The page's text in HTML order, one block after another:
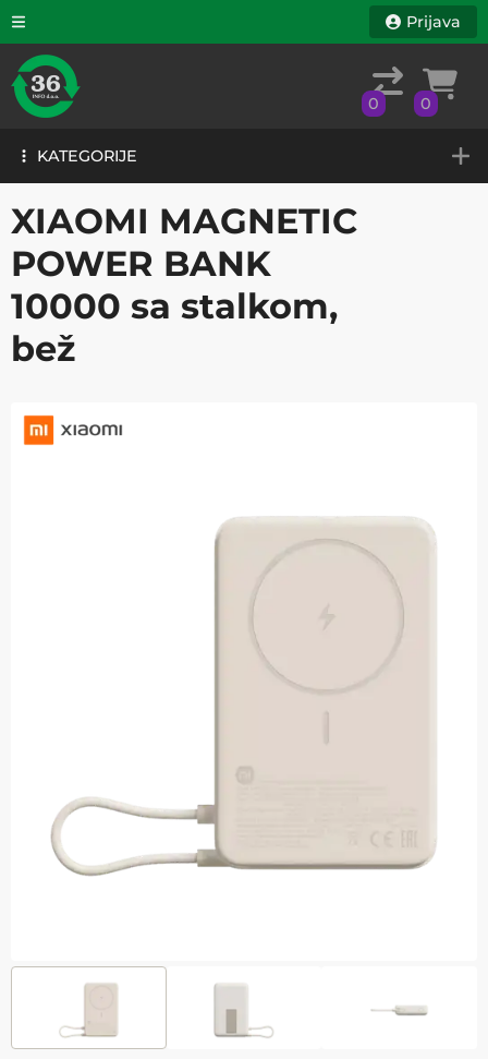
KATEGORIJE
Prijava
0 0
KATEGORIJE
XIAOMI MAGNETIC
POWER BANK
10000 sa stalkom,
bež